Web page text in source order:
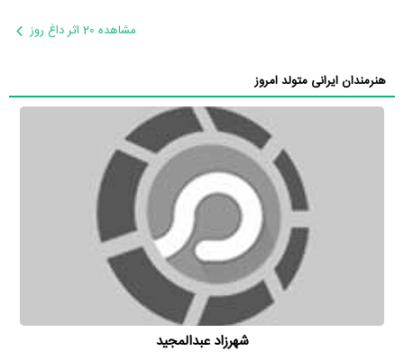
مشاهده 20 اثر داغ روز
هنرمندان ایرانی متولد امروز
شهرزاد عبدالمجید